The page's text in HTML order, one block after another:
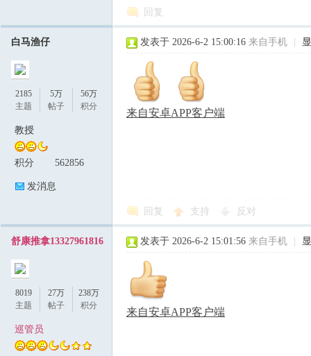
回复
白马渔仔
2185
主题
5万
帖子
56万
积分
教授
积分 562856
发消息
发表于 2026-6-2 15:00:16 来自手机
来自安卓APP客户端
回复 支持 反对
舒康推拿13327961816
8019
主题
27万
帖子
238万
积分
巡管员
发表于 2026-6-2 15:01:56 来自手机
来自安卓APP客户端